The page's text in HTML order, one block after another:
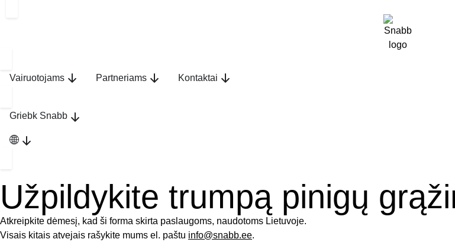
Vairuotojams Partneriams Kontaktai
Griebk Snabb
Užpildykite trumpą pinigų
Atkreipkite dėmesį, kad ši forma skirta paslaugoms, naudotoms Lietuvoje.
Visais kitais atvejais rašykite mums el. paštu info@snabb.ee.